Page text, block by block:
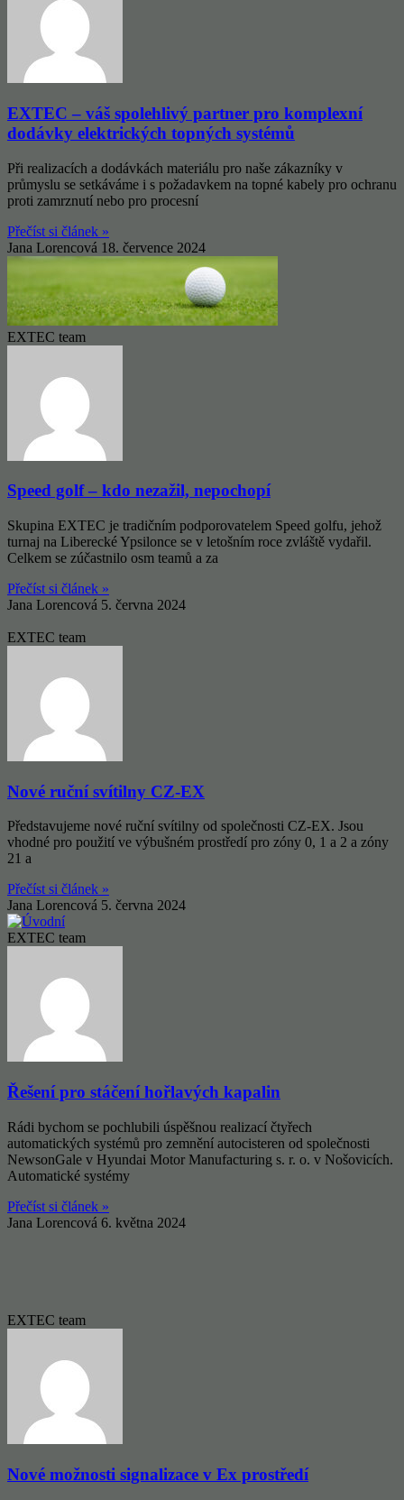
EXTEC – váš spolehlivý partner pro komplexní
dodávky elektrických topných systémů
Při realizacích a dodávkách materiálu pro naše zákazníky v
průmyslu se setkáváme i s požadavkem na topné kabely pro ochranu
proti zamrznutí nebo pro procesní
Přečíst si článek »
Jana Lorencová 18. července 2024
EXTEC team
Speed golf – kdo nezažil, nepochopí
Skupina EXTEC je tradičním podporovatelem Speed golfu, jehož
turnaj na Liberecké Ypsilonce se v letošním roce zvláště vydařil.
Celkem se zúčastnilo osm teamů a za
Přečíst si článek »
Jana Lorencová 5. června 2024
EXTEC team
Nové ruční svítilny CZ-EX
Představujeme nové ruční svítilny od společnosti CZ-EX. Jsou
vhodné pro použití ve výbušném prostředí pro zóny 0, 1 a 2 a zóny
21 a
Přečíst si článek »
Jana Lorencová 5. června 2024
EXTEC team
Řešení pro stáčení hořlavých kapalin
Rádi bychom se pochlubili úspěšnou realizací čtyřech
automatických systémů pro zemnění autocisteren od společnosti
NewsonGale v Hyundai Motor Manufacturing s. r. o. v Nošovicích.
Automatické systémy
Přečíst si článek »
Jana Lorencová 6. května 2024
EXTEC team
Nové možnosti signalizace v Ex prostředí